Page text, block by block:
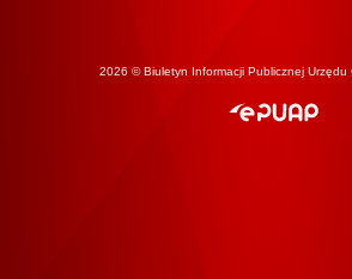
2026 © Biuletyn Informacji Publicznej Urzędu